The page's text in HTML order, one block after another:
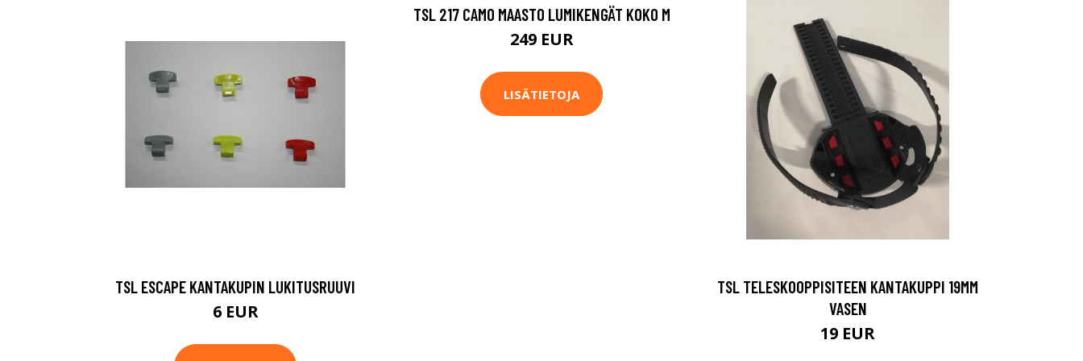
TSL ESCAPE KANTAKUPIN LUKITUSRUUVI
6 EUR
TSL 217 CAMO MAASTO LUMIKENGÄT KOKO M
249 EUR
LISÄTIETOJA
TSL TELESKOOPPISITEEN KANTAKUPPI 19MM
VASEN
19 EUR